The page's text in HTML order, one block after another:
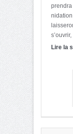
prendra
nidation
Lire la